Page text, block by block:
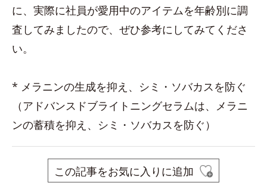
に、実際に社員が愛用中のアイテムを年齢別に調
査してみましたので、ぜひ参考にしてみてくださ
い。
* メラニンの生成を抑え、シミ・ソバカスを防ぐ
（アドバンスドブライトニングセラムは、メラニ
ンの蓄積を抑え、シミ・ソバカスを防ぐ）
この記事をお気に入りに追加